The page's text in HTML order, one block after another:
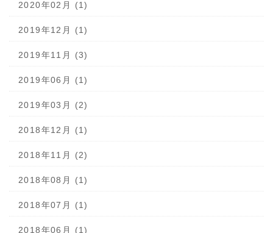
2020年02月 (1)
2019年12月 (1)
2019年11月 (3)
2019年06月 (1)
2019年03月 (2)
2018年12月 (1)
2018年11月 (2)
2018年08月 (1)
2018年07月 (1)
2018年06月 (1)